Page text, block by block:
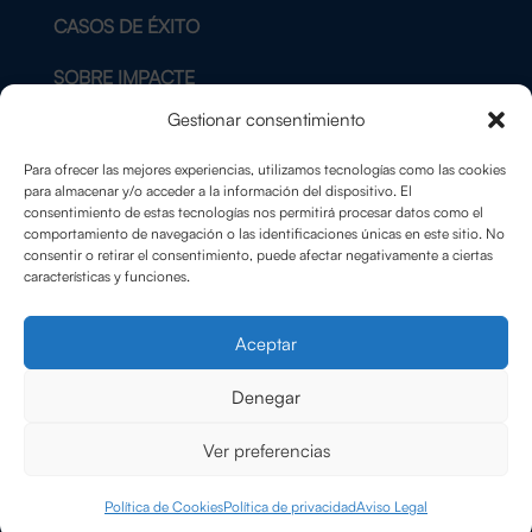
Gestionar consentimiento
Para ofrecer las mejores experiencias, utilizamos tecnologías como las cookies
para almacenar y/o acceder a la información del dispositivo. El
consentimiento de estas tecnologías nos permitirá procesar datos como el
comportamiento de navegación o las identificaciones únicas en este sitio. No
consentir o retirar el consentimiento, puede afectar negativamente a ciertas
características y funciones.
Aceptar
Denegar
Ver preferencias
Política de CookiesPolítica de privacidadAviso Legal
CASOS DE ÉXITO
SOBRE IMPACTE
CONTACTO
AVISO LEGAL
POLÍTICA DE COOKIES
© Copyright ImpactE 2025